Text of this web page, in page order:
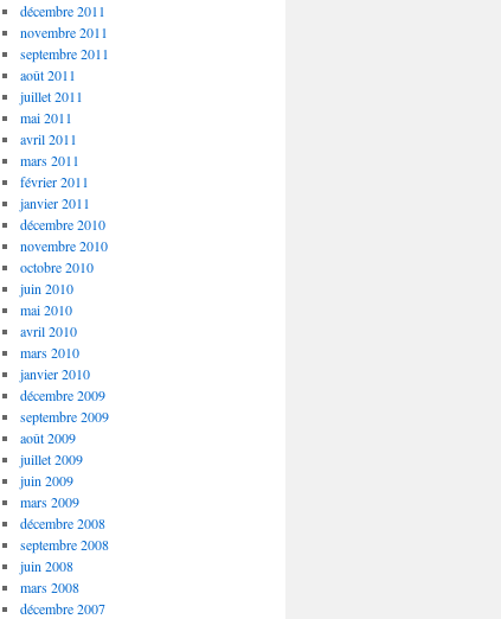
décembre 2011
novembre 2011
septembre 2011
août 2011
juillet 2011
mai 2011
avril 2011
mars 2011
février 2011
janvier 2011
décembre 2010
novembre 2010
octobre 2010
juin 2010
mai 2010
avril 2010
mars 2010
janvier 2010
décembre 2009
septembre 2009
août 2009
juillet 2009
juin 2009
mars 2009
décembre 2008
septembre 2008
juin 2008
mars 2008
décembre 2007